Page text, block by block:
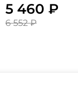
5 460 ₽
6 552 ₽